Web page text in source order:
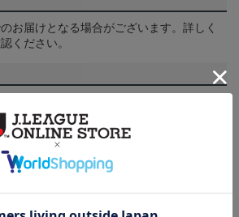
お届けとなる場合がございます。詳しく
ください。
ソコンのモニターおよびスマートフォン
設定等により、実際の商品の色と異なっ
す。あらかじめご了承ください。
、パッケージやデザインなどの仕様が予
ございます。